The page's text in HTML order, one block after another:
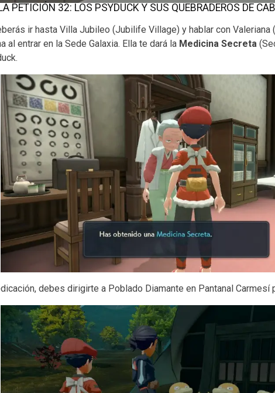
PETICIÓN 32: LOS PSYDUCK Y SUS QUEBRADEROS DE
ir hasta Villa Jubileo (Jubilife Village) y hablar con Valeriana
al entrar en la Sede Galaxia. Ella te dará la Medicina Secreta
debes dirigirte a Poblado Diamante en Pantanal Carmesí